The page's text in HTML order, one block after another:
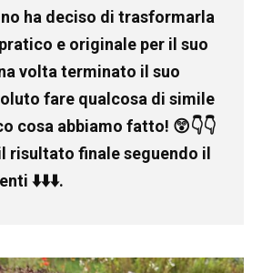
ha deciso di trasformarla
e originale per il suo
volta terminato il suo
fare qualcosa di simile
cosa abbiamo fatto! 😲👇👇
risultato finale seguendo il
⬇️⬇️⬇️.